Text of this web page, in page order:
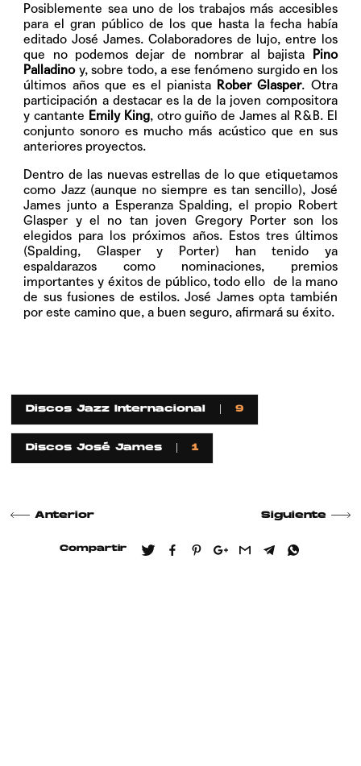
Posiblemente sea uno de los trabajos más accesibles
para el gran público de los que hasta la fecha había
editado José James. Colaboradores de lujo, entre los
que no podemos dejar de nombrar al bajista
Pino
Palladinoy, sobre todo, a ese fenómeno surgido en los
últimos años que es el pianista Rober Glasper. Otra
participación a destacar es la de la joven compositora
y cantante Emily King, otro guiño de James al R&B. El
conjunto sonoro es mucho más acústico que en sus
anteriores proyectos.
Dentro de las nuevas estrellas de lo que etiquetamos
como Jazz (aunque no siempre es tan sencillo), José
James junto a Esperanza Spalding, el propio Robert
Glasper y el no tan joven Gregory Porter son los
elegidos para los próximos años. Estos tres últimos
(Spalding, Glasper y Porter) han tenido ya
espaldarazos como nominaciones, premios
importantes y éxitos de público, todo ello de la mano
de sus fusiones de estilos. José James opta también
por este camino que, a buen seguro, afirmará su éxito.
Discos Jazz Internacional 9
Discos José James 1
Anterior Siguiente
Compartir